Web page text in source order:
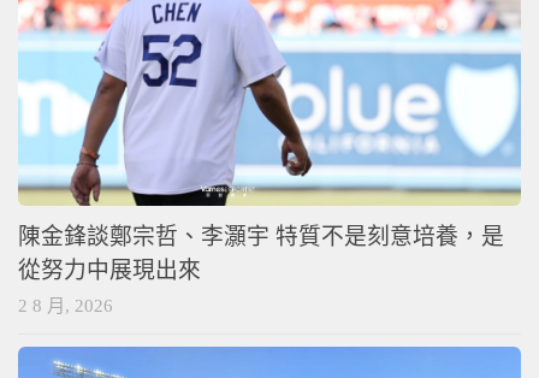
陳金鋒談鄭宗哲、李灝宇 特質不是刻意培養，是
從努力中展現出來
2 8 月, 2026